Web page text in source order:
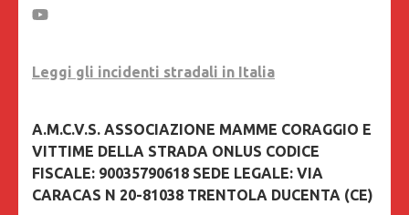
Leggi gli incidenti stradali in Italia
A.M.C.V.S. ASSOCIAZIONE MAMME CORAGGIO E
VITTIME DELLA STRADA ONLUS CODICE
FISCALE: 90035790618 SEDE LEGALE: VIA
CARACAS N 20-81038 TRENTOLA DUCENTA (CE)